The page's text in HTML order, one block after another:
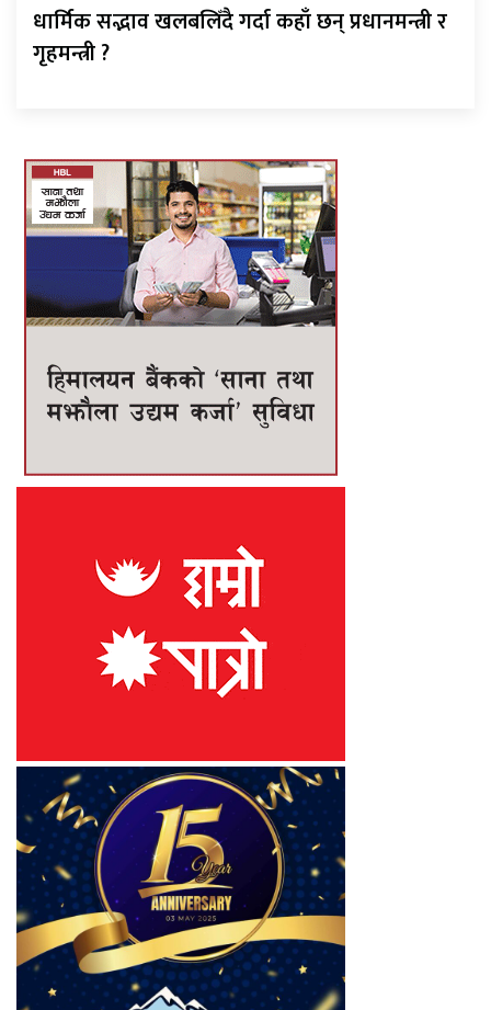
धार्मिक सद्भाव खलबलिँदै गर्दा कहाँ छन् प्रधानमन्त्री र
गृहमन्त्री ?